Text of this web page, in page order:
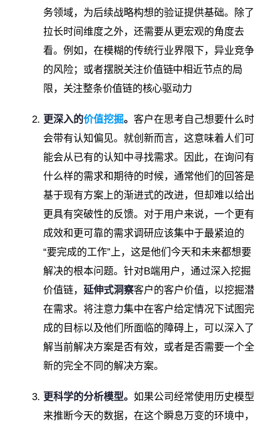
务领域，为后续战略构想的验证提供基础。除了
拉长时间维度之外，还需要从更宏观的角度去
看。例如，在模糊的传统行业界限下，异业竞争
的风险；或者摆脱关注价值链中相近节点的局
限， 关注整条价值链的核心驱动力
更深入的价值挖掘。 客户在思考自己想要什么时
会带有认知偏见。就创新而言，这意味着人们可
能会从已有的认知中寻找需求。因此，在询问有
什么样的需求和期待的时候，通常他们的回答是
基于现有方案上的渐进式的改进，但却难以给出
更具有突破性的反馈。对于用户来说，一个更有
成效和更可靠的需求调研应该集中于最紧迫的
“要完成的工作”上，这是他们今天和未来都想要
解决的根本问题。针对B端用户，通过深入挖掘
价值链， 延伸式洞察客户的客户价值，以挖掘潜
在需求。将注意力集中在客户给定情况下试图完
成的目标以及他们所面临的障碍上，可以深入了
解当前解决方案是否有效，或者是否需要一个全
新的完全不同的解决方案。
更科学的分析模型。 如果公司经常使用历史模型
来推断今天的数据，在这个瞬息万变的环境中，